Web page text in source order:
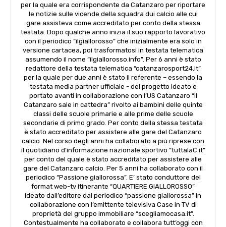
per la quale era corrispondente da Catanzaro per riportare
le notizie sulle vicende della squadra dui calcio alle cui
gare assisteva come accreditato per conto della stessa
testata. Dopo qualche anno inizia il suo rapporto lavorativo
con il periodico “ilgiallorosso” che inizialmente era solo in
versione cartacea, poi trasformatosi in testata telematica
assumendo il nome “ilgiallorosso.info”. Per 6 anni è stato
redattore della testata telematica “catanzarosport24.it”
per la quale per due anni è stato il referente – essendo la
testata media partner ufficiale - del progetto ideato e
portato avanti in collaborazione con l’US Catanzaro “il
Catanzaro sale in cattedra” rivolto ai bambini delle quinte
classi delle scuole primarie e alle prime delle scuole
secondarie di primo grado. Per conto della stessa testata
è stato accreditato per assistere alle gare del Catanzaro
calcio. Nel corso degli anni ha collaborato a più riprese con
il quotidiano d’informazione nazionale sportivo “tuttalaC.it”
per conto del quale è stato accreditato per assistere alle
gare del Catanzaro calcio. Per 5 anni ha collaborato con il
periodico “Passione giallorossa”. E’ stato conduttore del
format web-tv itinerante “QUARTIERE GIALLOROSSO”
ideato dall’editore dal periodico “passione giallorossa” in
collaborazione con l’emittente televisiva Case in TV di
proprietà del gruppo immobiliare “scegliamocasa.it”.
Contestualmente ha collaborato e collabora tutt’oggi con